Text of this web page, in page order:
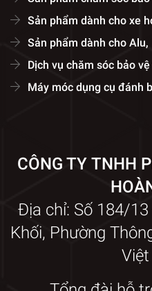
Sản phẩm dành cho xe
Sản phẩm dành cho Alu,
Dịch vụ chăm sóc bảo
Máy móc dụng cụ đánh
CÔNG TY TNHH
Địa chỉ: Số 184/
Khối, Phường